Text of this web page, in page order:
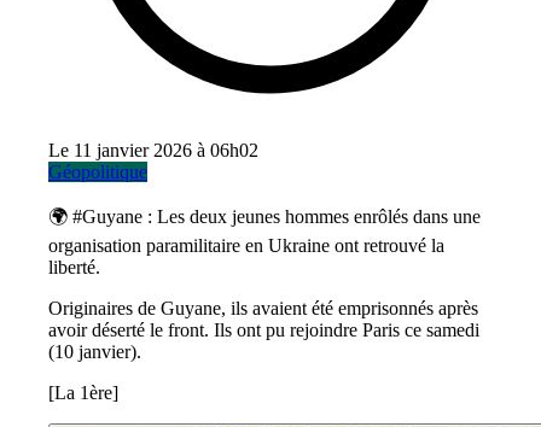
Le 11 janvier 2026 à 06h02
Géopolitique
🌍 #Guyane : Les deux jeunes hommes enrôlés dans une
organisation paramilitaire en Ukraine ont retrouvé la
liberté.
Originaires de Guyane, ils avaient été emprisonnés après
avoir déserté le front. Ils ont pu rejoindre Paris ce samedi
(10 janvier).
[La 1ère]